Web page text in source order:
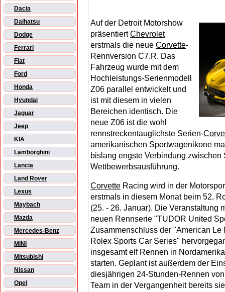
Dacia
Daihatsu
Dodge
Ferrari
Fiat
Ford
Honda
Hyundai
Jaguar
Jeep
KIA
Lamborghini
Lancia
Land Rover
Lexus
Maybach
Mazda
Mercedes-Benz
MINI
Mitsubishi
Nissan
Opel
Auf der Detroit Motorshow
präsentiertChevrolet
erstmals die neue Corvette-
Rennversion C7.R. Das
Fahrzeug wurde mit dem
Hochleistungs-Serienmodell
Z06 parallel entwickelt und
ist mit diesem in vielen
Bereichen identisch. Die
neue Z06 ist die wohl
rennstreckentauglichste Serien-
amerikanischen Sportwagenikone
bislang engste Verbindung zwischen
Wettbewerbsausführung.
Corvette Racing wird in der
erstmals in diesem Monat beim 52.
(25. - 26. Januar). Die Veranstaltung
neuen Rennserie "TUDOR United
Zusammenschluss der "American
Rolex Sports Car Series"
insgesamt elf Rennen in
starten. Geplant ist außerdem der
diesjährigen 24-Stunden-Rennen
Team in der Vergangenheit bereits